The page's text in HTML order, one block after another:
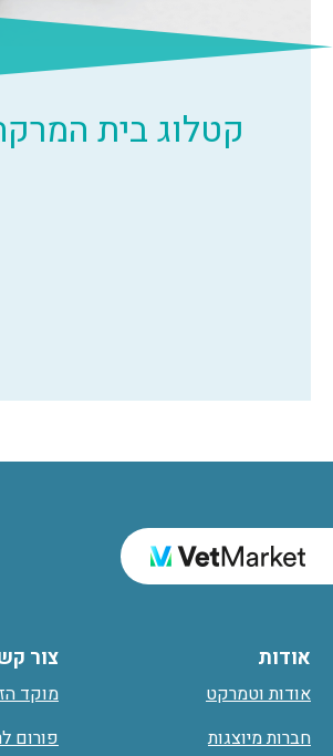
קטלוג בית
אודות
אודות וטמרקט
חברות מיוצגות
צור
מוקד הזמנות:
פורום